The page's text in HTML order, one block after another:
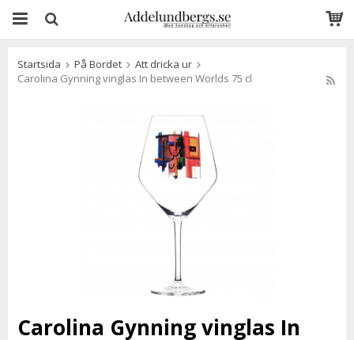
Startsida På Bordet
Att dricka ur
Carolina Gynning vinglas In between Worlds 75 cl
Carolina Gynning vinglas In